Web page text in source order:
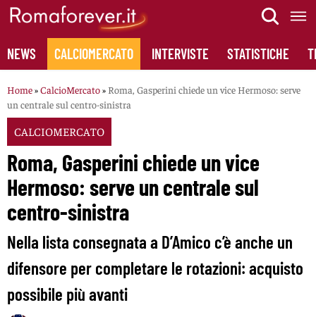
Skip
content
NEWS CALCIOMERCATO INTERVISTE STATISTICHE
Home»CalcioMercato» Roma, Gasperini chiede un vice Hermoso: serve
un centrale sul centro-sinistra
CALCIOMERCATO
Roma, Gasperini chiede un vice
Hermoso: serve un centrale sul
centro-sinistra
Nella lista consegnata a D’Amico c’è anche un
difensore per completare le rotazioni: acquisto
possibile più avanti